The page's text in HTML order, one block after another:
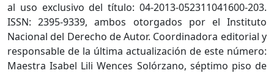
al uso exclusivo del título: 04-2013-052311041600-203.
ISSN: 2395-9339, ambos otorgados por el Instituto
Nacional del Derecho de Autor. Coordinadora editorial y
responsable de la última actualización de este número:
Maestra Isabel Lili Wences Solórzano, séptimo piso de